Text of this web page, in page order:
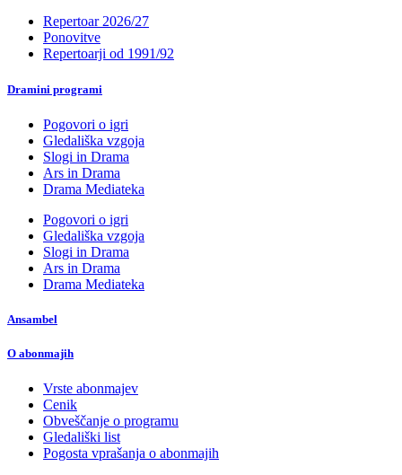
Repertoar 2026/27
Ponovitve
Repertoarji od 1991/92
Dramini programi
Pogovori o igri
Gledališka vzgoja
Slogi in Drama
Ars in Drama
Drama Mediateka
Pogovori o igri
Gledališka vzgoja
Slogi in Drama
Ars in Drama
Drama Mediateka
Ansambel
O abonmajih
Vrste abonmajev
Cenik
Obveščanje o programu
Gledališki list
Pogosta vprašanja o abonmajih